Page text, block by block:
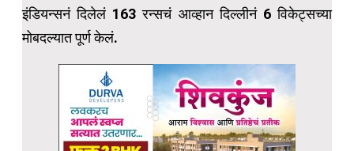
इंडियन्सनं दिलेलं 163 रन्सचं आव्हान दिल्लीनं 6 विकेट्सच्या
मोबदल्यात पूर्ण केलं.